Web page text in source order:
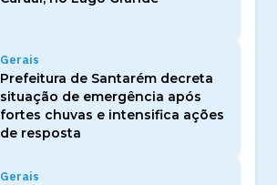
Gerais
Prefeitura de Santarém decreta
situação de emergência após
fortes chuvas e intensifica ações
de resposta
Gerais